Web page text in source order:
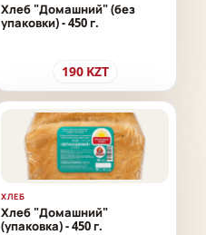
Хлеб "Домашний" (без
упаковки) - 450 г.
190 KZT
ХЛЕБ
Хлеб "Домашний"
(упаковка) - 450 г.